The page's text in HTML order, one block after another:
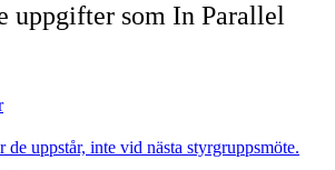
uppgifter som In Parallel
de uppstår, inte vid nästa styrgruppsmöte.